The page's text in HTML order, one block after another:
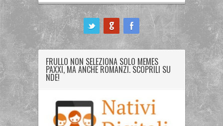
FRULLO NON SELEZIONA SOLO MEMES
PAXXI, MA ANCHE ROMANZI. SCOPRILI SU
NDE!